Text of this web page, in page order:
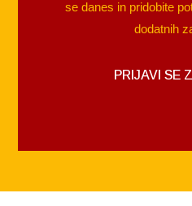
se danes in pridobite
dodatnih
PRIJAVI SE